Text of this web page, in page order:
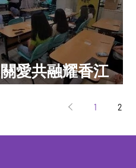
關愛共融耀香江
1 2